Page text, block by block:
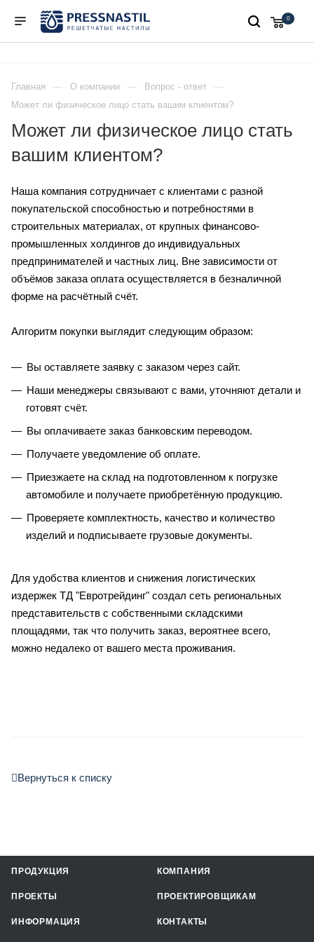
0
Главная О компании
Вопрос - ответ
Может ли физическое лицо стать вашим клиентом?
Может ли физическое лицо стать
вашим клиентом?
Наша компания сотрудничает с клиентами с разной
покупательской способностью и потребностями в
строительных материалах, от крупных финансово-
промышленных холдингов до индивидуальных
предпринимателей и частных лиц. Вне зависимости от
объёмов заказа оплата осуществляется в безналичной
форме на расчётный счёт.
Алгоритм покупки выглядит следующим образом:
Вы оставляете заявку с заказом через сайт.
Наши менеджеры связывают с вами, уточняют детали и
готовят счёт.
Вы оплачиваете заказ банковским переводом.
Получаете уведомление об оплате.
Приезжаете на склад на подготовленном к погрузке
автомобиле и получаете приобретённую продукцию.
Проверяете комплектность, качество и количество
изделий и подписываете грузовые документы.
Для удобства клиентов и снижения логистических
издержек ТД "Евротрейдинг" создал сеть региональных
представительств с собственными складскими
площадями, так что получить заказ, вероятнее всего,
можно недалеко от вашего места проживания.
Вернуться к списку
ПРОДУКЦИЯ КОМПАНИЯ
ПРОЕКТЫ ПРОЕКТИРОВЩИКАМ
ИНФОРМАЦИЯ КОНТАКТЫ